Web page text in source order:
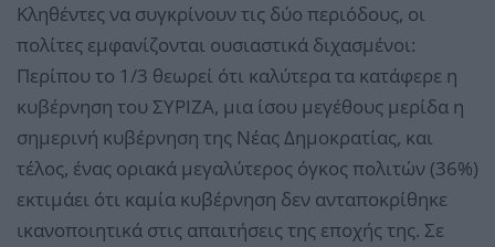
Κληθέντες να συγκρίνουν τις δύο περιόδους, οι
πολίτες εμφανίζονται ουσιαστικά διχασμένοι:
Περίπου το 1/3 θεωρεί ότι καλύτερα τα κατάφερε η
κυβέρνηση του ΣΥΡΙΖΑ, μια ίσου μεγέθους μερίδα η
σημερινή κυβέρνηση της Νέας Δημοκρατίας, και
τέλος, ένας οριακά μεγαλύτερος όγκος πολιτών (36%)
εκτιμάει ότι καμία κυβέρνηση δεν ανταποκρίθηκε
ικανοποιητικά στις απαιτήσεις της εποχής της. Σε